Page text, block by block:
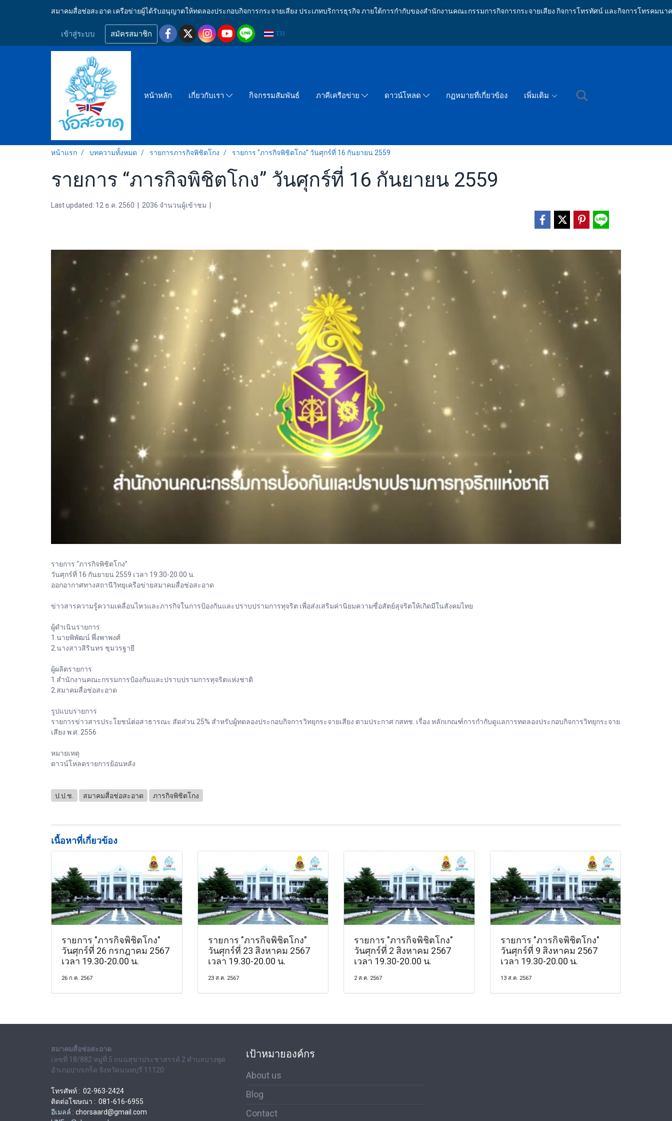
สมาคมสื่อช่อสะอาด เครือข่ายผู้ได้รับอนุญาตให้ทดลองประกอบกิจการกระจายเสียง ประเภทบริการธุรกิจ ภายใต้การกำกับของสำนักงานคณะกรรมการกิจการกระจายเสียง กิจการโทรทัศน์ และกิจการโทรคมนา
เข้าสู่ระบบ สมัครสมาชิก TH
หน้าหลัก เกี่ยวกับเรา กิจกรรมสัมพันธ์ ภาคีเครือข่าย ดาวน์โหลด กฏหมายที่เกี่ยวข้อง เพิ่มเติม
หน้าแรก บทความทั้งหมด รายการภารกิจพิชิตโกง รายการ “ภารกิจพิชิตโกง” วันศุกร์ที่ 16 กันยายน 2559
รายการ “ภารกิจพิชิตโกง” วันศุกร์ที่ 16 กันยายน 2559
Last updated: 12 ธ.ค. 2560 2036 จำนวนผู้เข้าชม
รายการ “ภารกิจพิชิตโกง”
วันศุกร์ที่ 16 กันยายน 2559 เวลา 19.30-20.00 น.
ออกอากาศทางสถานีวิทยุเครือข่ายสมาคมสื่อช่อสะอาด
ข่าวสารความรู้ความเคลื่อนไหวและภารกิจในการป้องกันและปราบปรามการทุจริต เพื่อส่งเสริมค่านิยมความซื่อสัตย์สุจริตให้เกิดมีในสังคมไทย
ผู้ดำเนินรายการ
1.นายพิพัฒน์ พึ่งพาพงศ์
2.นางสาวสิรินทร ชุมวรฐายี
ผู้ผลิตรายการ
1.สำนักงานคณะกรรมการป้องกันและปราบปรามการทุจริตแห่งชาติ
2.สมาคมสื่อช่อสะอาด
รูปแบบรายการ
รายการข่าวสารประโยชน์ต่อสาธารณะ สัดส่วน 25% สำหรับผู้ทดลองประกอบกิจการวิทยุกระจายเสียง ตามประกาศ กสทช. เรื่อง หลักเกณฑ์การกำกับดูแลการทดลองประกอบกิจการวิทยุกระจาย
เสียง พ.ศ. 2556
หมายเหตุ
ดาวน์โหลดรายการย้อนหลัง
ป.ป.ช. สมาคมสื่อช่อสะอาด ภารกิจพิชิตโกง
เนื้อหาที่เกี่ยวข้อง
รายการ "ภารกิจพิชิตโกง"
วันศุกร์ที่ 26 กรกฎาคม 2567
เวลา 19.30-20.00 น.
26 ก.ค. 2567
รายการ "ภารกิจพิชิตโกง"
วันศุกร์ที่ 23 สิงหาคม 2567
เวลา 19.30-20.00 น.
23 ส.ค. 2567
รายการ "ภารกิจพิชิตโกง"
วันศุกร์ที่ 2 สิงหาคม 2567
เวลา 19.30-20.00 น.
2 ส.ค. 2567
รายการ "ภารกิจพิชิตโกง"
วันศุกร์ที่ 9 สิงหาคม 2567
เวลา 19.30-20.00 น.
13 ส.ค. 2567
สมาคมสื่อช่อสะอาด
เลขที่ 18/882 หมู่ที่ 5 ถนนสุขาประชาสรรค์ 2 ตำบลบางพูด
อำเภอปากเกร็ด จังหวัดนนทบุรี 11120
โทรศัพท์ : 02-963-2424
ติดต่อโฆษณา : 081-616-6955
อีเมลล์ : chorsaard@gmail.com
เป้าหมายองค์กร
About us
Blog
Contact